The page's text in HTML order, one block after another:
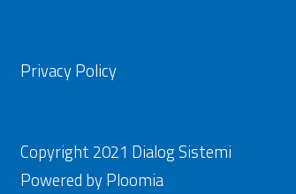
Privacy Policy
Copyright 2021 Dialog Sistemi
Powered byPloomia